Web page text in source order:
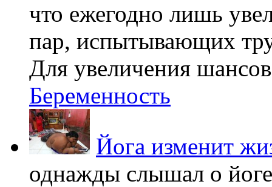
что ежегодно лишь
пар, испытывающих
Для увеличения
Беременность
Йога изменит
однажды слышал о